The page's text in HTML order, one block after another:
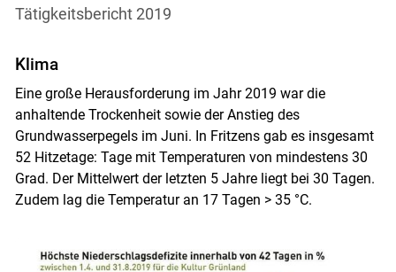
Tätigkeitsbericht 2019
Klima
Eine große Herausforderung im Jahr 2019 war die
anhaltende Trockenheit sowie der Anstieg des
Grundwasserpegels im Juni. In Fritzens gab es insgesamt
52 Hitzetage: Tage mit Temperaturen von mindestens 30
Grad. Der Mittelwert der letzten 5 Jahre liegt bei 30 Tagen.
Zudem lag die Temperatur an 17 Tagen > 35 °C.